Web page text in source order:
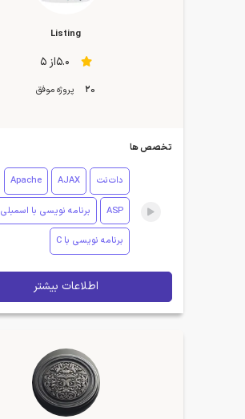
Listing
5.0از 5
20 پروژه موفق
تخصص ها
دات‌نت AJAX
Apache
ASP برنامه نویسی با اسمبلی
برنامه نویسی با C
اطلاعات بیشتر